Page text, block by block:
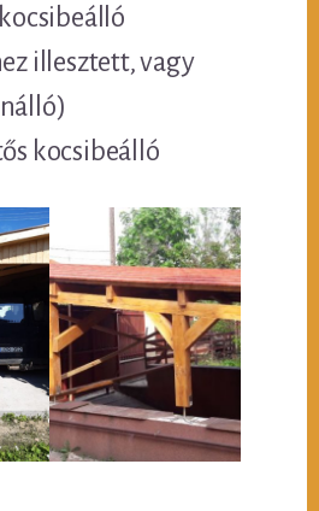
illesztett, vagy
kocsibeálló